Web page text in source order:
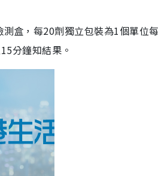
盒，每20劑獨立包裝為1個單位
分鐘知結果。